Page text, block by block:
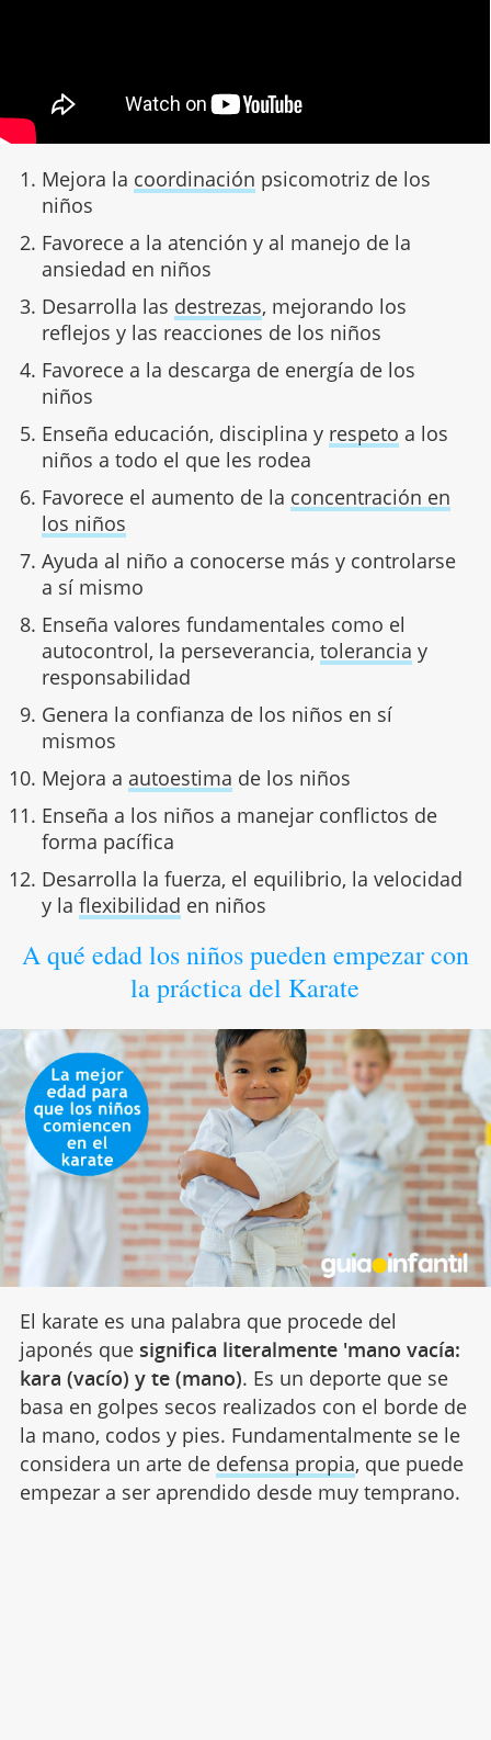
Mejora la coordinación psicomotriz de los
niños
Favorece a la atención y al manejo de la
ansiedad en niños
Desarrolla las destrezas, mejorando los
reflejos y las reacciones de los niños
Favorece a la descarga de energía de los
niños
Enseña educación, disciplina y respeto a los
niños a todo el que les rodea
Favorece el aumento de la concentración en
los niños
Ayuda al niño a conocerse más y controlarse
a sí mismo
Enseña valores fundamentales como el
autocontrol, la perseverancia, tolerancia y
responsabilidad
Genera la confianza de los niños en sí
mismos
Mejora a autoestima de los niños
Enseña a los niños a manejar conflictos de
forma pacífica
Desarrolla la fuerza, el equilibrio, la velocidad
y la flexibilidad en niños
A qué edad los niños pueden empezar con
la práctica del Karate
El karate es una palabra que procede del
japonés que significa literalmente 'mano vacía:
kara (vacío) y te (mano). Es un deporte que se
basa en golpes secos realizados con el borde de
la mano, codos y pies. Fundamentalmente se le
considera un arte de defensa propia, que puede
empezar a ser aprendido desde muy temprano.